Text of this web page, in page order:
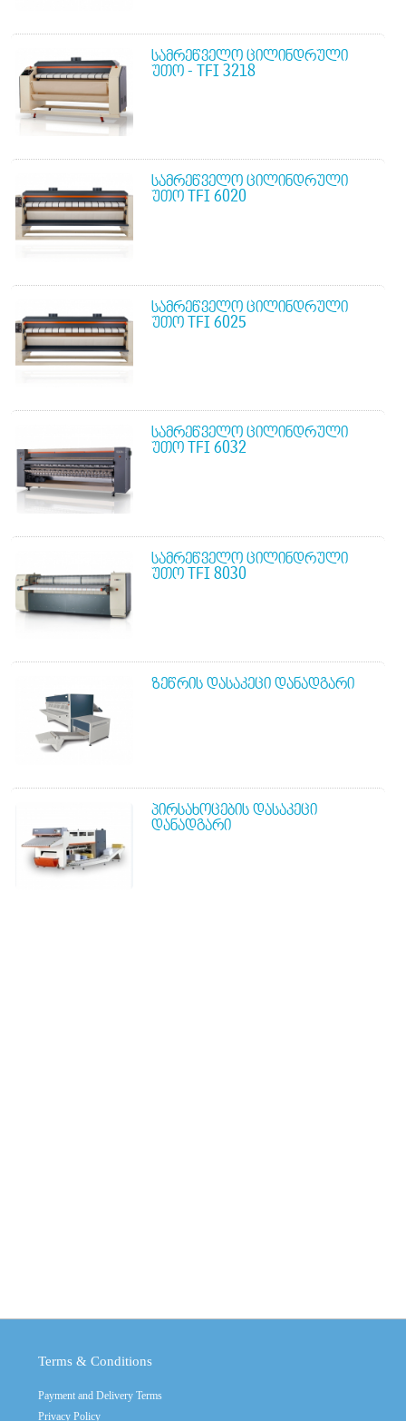
ᲡᲐᲛᲠᲔᲬᲕᲔᲚᲝ ᲪᲘᲚᲘᲜᲓᲠᲣᲚᲘ
ᲣᲗᲝ - TFI 3218
ᲡᲐᲛᲠᲔᲬᲕᲔᲚᲝ ᲪᲘᲚᲘᲜᲓᲠᲣᲚᲘ
ᲣᲗᲝ TFI 6020
ᲡᲐᲛᲠᲔᲬᲕᲔᲚᲝ ᲪᲘᲚᲘᲜᲓᲠᲣᲚᲘ
ᲣᲗᲝ TFI 6025
ᲡᲐᲛᲠᲔᲬᲕᲔᲚᲝ ᲪᲘᲚᲘᲜᲓᲠᲣᲚᲘ
ᲣᲗᲝ TFI 6032
ᲡᲐᲛᲠᲔᲬᲕᲔᲚᲝ ᲪᲘᲚᲘᲜᲓᲠᲣᲚᲘ
ᲣᲗᲝ TFI 8030
ᲖᲔᲬᲠᲘᲡ ᲓᲐᲡᲐᲙᲔᲪᲘ ᲓᲐᲜᲐᲓᲒᲐᲠᲘ
ᲞᲘᲠᲡᲐᲮᲝᲪᲔᲑᲘᲡ ᲓᲐᲡᲐᲙᲔᲪᲘ
ᲓᲐᲜᲐᲓᲒᲐᲠᲘ
Terms & Conditions
Payment and Delivery Terms
Privacy Policy